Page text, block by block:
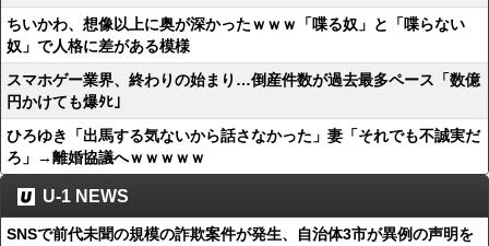
ちいかわ、想像以上に奥が深かったｗｗｗ「喋る奴」と「喋らない
奴」で人格に差がある模様
スマホゲー業界、終わりの始まり…倒産件数が過去最多ペース「数億
円かけても爆ﾀﾋ」
ひろゆき「出馬する気ないから話さなかった」妻「それでも不誠実だ
ろ」→離婚協議へｗｗｗｗｗ
U-1 NEWS
SNSで前代未聞の規模の詐欺案件が発生、自治体3市が異例の声明を